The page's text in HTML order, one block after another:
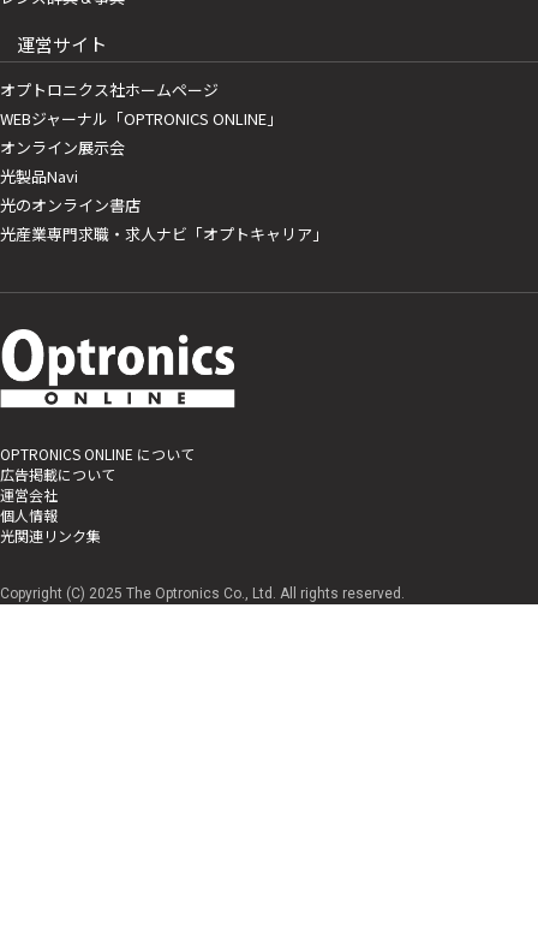
運営サイト
オプトロニクス社ホームページ
WEBジャーナル「OPTRONICS ONLINE」
オンライン展示会
光製品Navi
光のオンライン書店
光産業専門求職・求人ナビ「オプトキャリア」
OPTRONICS ONLINE について
広告掲載について
運営会社
個人情報
光関連リンク集
Copyright (C) 2025 The Optronics Co., Ltd. All rights reserved.